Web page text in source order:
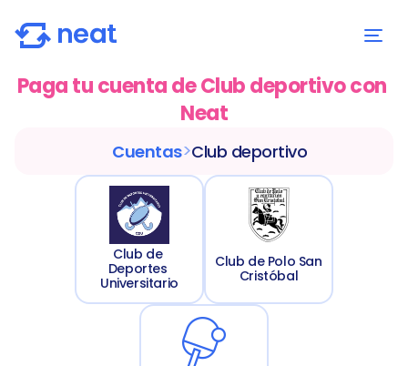
Paga tu cuenta de Club deportivo con
Neat
Cuentas>Club deportivo
Club de
Deportes
Universitario
Club de Polo San
Cristóbal